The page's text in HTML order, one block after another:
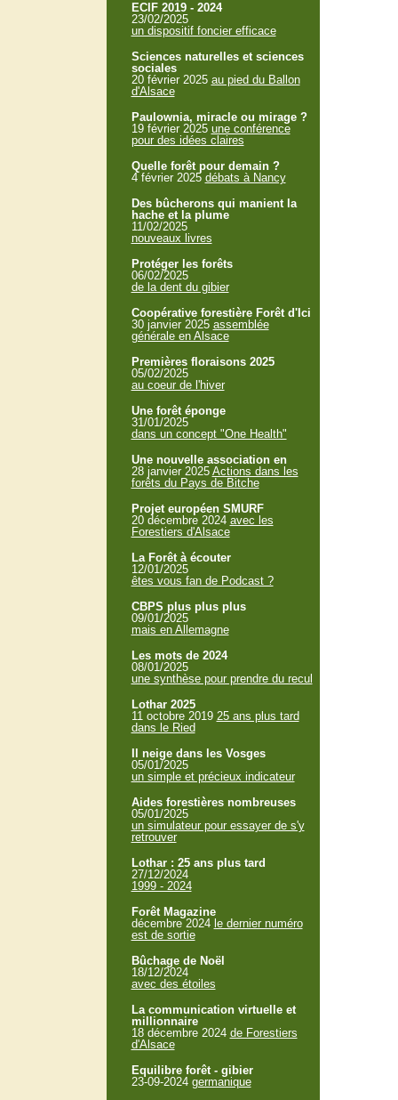
ECIF 2019 - 2024
23/02/2025
un dispositif foncier efficace
Sciences naturelles et sciences
sociales
20 février 2025 au pied du Ballon
d'Alsace
Paulownia, miracle ou mirage ?
19 février 2025 une conférence
pour des idées claires
Quelle forêt pour demain ?
4 février 2025 débats à Nancy
Des bûcherons qui manient la
hache et la plume
11/02/2025
nouveaux livres
Protéger les forêts
06/02/2025
de la dent du gibier
Coopérative forestière Forêt d'Ici
30 janvier 2025 assemblée
générale en Alsace
Premières floraisons 2025
05/02/2025
au coeur de l'hiver
Une forêt éponge
31/01/2025
dans un concept "One Health"
Une nouvelle association en
28 janvier 2025 Actions dans les
forêts du Pays de Bitche
Projet européen SMURF
20 décembre 2024 avec les
Forestiers d'Alsace
La Forêt à écouter
12/01/2025
êtes vous fan de Podcast ?
CBPS plus plus plus
09/01/2025
mais en Allemagne
Les mots de 2024
08/01/2025
une synthèse pour prendre du recul
Lothar 2025
11 octobre 2019 25 ans plus tard
dans le Ried
Il neige dans les Vosges
05/01/2025
un simple et précieux indicateur
Aides forestières nombreuses
05/01/2025
un simulateur pour essayer de s'y
retrouver
Lothar : 25 ans plus tard
27/12/2024
1999 - 2024
Forêt Magazine
décembre 2024 le dernier numéro
est de sortie
Bûchage de Noël
18/12/2024
avec des étoiles
La communication virtuelle et
millionnaire
18 décembre 2024 de Forestiers
d'Alsace
Equilibre forêt - gibier
23-09-2024 germanique